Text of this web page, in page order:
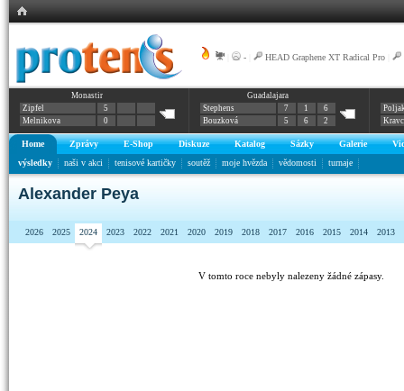
- HEAD Graphene XT Radical Pro
Monastir
Zipfel
5
Melnikova
0
Guadalajara
Stephens
7 1
6
Bouzková
5 6 2
Home Zprávy E-Shop Diskuze Katalog Sázky Galerie
výsledky
naši v akci tenisové kartičky soutěž moje hvězda vědomosti turnaje
Alexander Peya
2026 2025 2024 2023 2022 2021 2020 2019 2018 2017 2016 2015 2014 2013
V tomto roce nebyly nalezeny žádné zápasy.